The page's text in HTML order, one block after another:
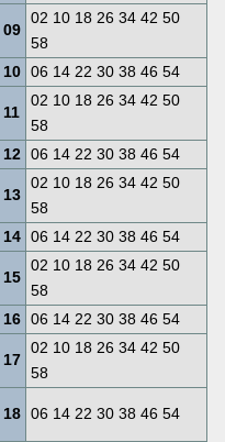
09
02 10 18 26 34 42 50
58
10 06 14 22 30 38 46 54
11
02 10 18 26 34 42 50
58
12 06 14 22 30 38 46 54
13
02 10 18 26 34 42 50
58
14 06 14 22 30 38 46 54
15
02 10 18 26 34 42 50
58
16 06 14 22 30 38 46 54
17
02 10 18 26 34 42 50
58
18 06 14 22 30 38 46 54